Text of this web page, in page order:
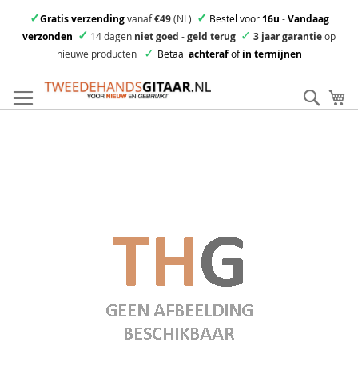
✓Gratis verzendingvanaf€49(NL) ✓ Bestel voor16u -Vandaag
verzonden ✓ 14 dagen niet goed -geld terug ✓ 3 jaar garantieop
nieuwe producten
✓ Betaal achterafofin termijnen
direct
door